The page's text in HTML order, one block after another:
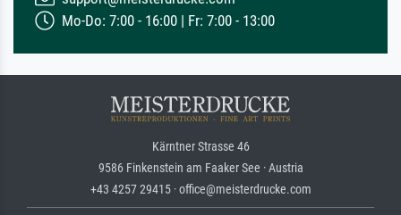
Mo-Do: 7:00 - 16:00 | Fr: 7:00 - 13:00
Kärntner Strasse 46
9586 Finkenstein am Faaker See · Austria
+43 4257 29415 · office@meisterdrucke.com